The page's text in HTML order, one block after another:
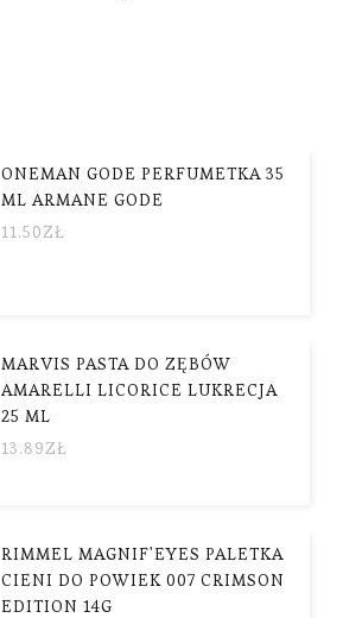
ONEMAN GODE PERFUMETKA 35
ML ARMANE GODE
11.50ZŁ
MARVIS PASTA DO ZĘBÓW
AMARELLI LICORICE LUKRECJA
25 ML
13.89ZŁ
RIMMEL MAGNIF'EYES PALETKA
CIENI DO POWIEK 007 CRIMSON
EDITION 14G